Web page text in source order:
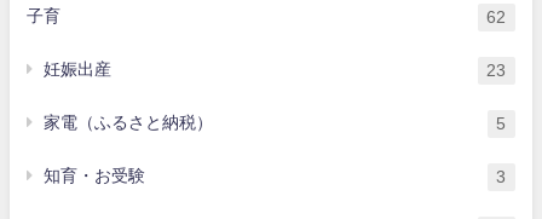
子育 62
妊娠出産 23
家電（ふるさと納税） 5
知育・お受験 3